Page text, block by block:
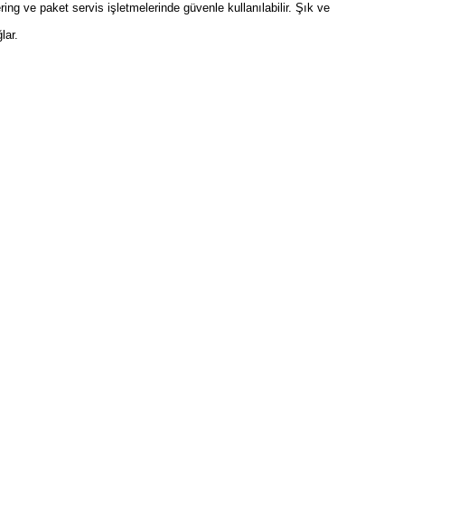
ve paket servis işletmelerinde güvenle kullanılabilir. Şık ve